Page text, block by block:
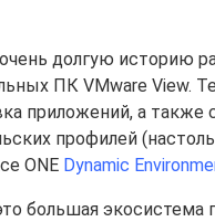
долгую историю
ПК VMware View.
приложений, а
профилей
ONE Dynamic
большая экосистема